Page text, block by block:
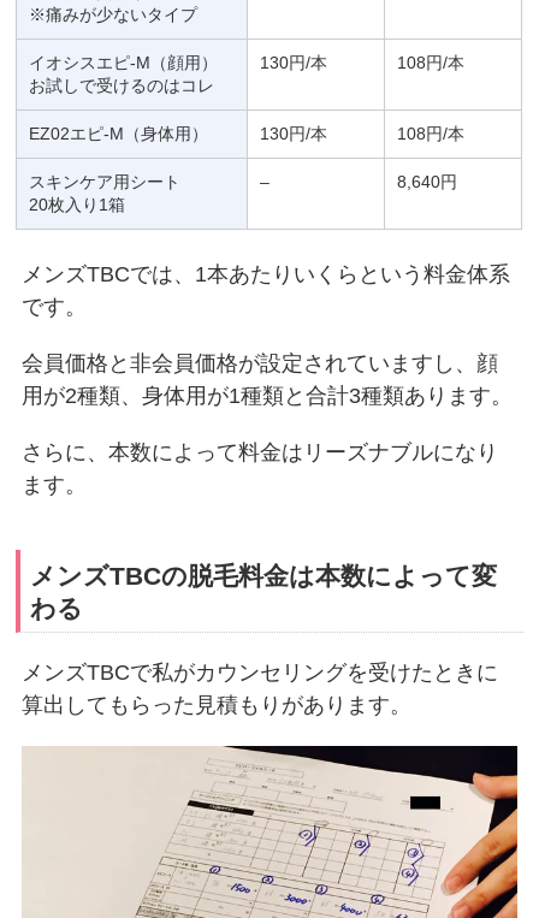
※痛みが少ないタイプ
イオシスエピ-M（顔用）
お試しで受けるのはコレ
130円/本 108円/本
EZ02エピ-M（身体用） 130円/本 108円/本
スキンケア用シート
20枚入り1箱
– 8,640円
メンズTBCでは、1本あたりいくらという料金体系
です。
会員価格と非会員価格が設定されていますし、顔
用が2種類、身体用が1種類と合計3種類あります。
さらに、本数によって料金はリーズナブルになり
ます。
メンズTBCの脱毛料金は本数によって変
わる
メンズTBCで私がカウンセリングを受けたときに
算出してもらった見積もりがあります。